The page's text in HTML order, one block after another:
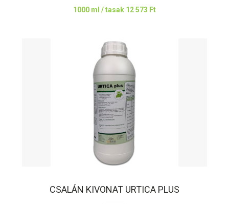
1000 ml / tasak 12 573 Ft
CSALÁN KIVONAT URTICA PLUS